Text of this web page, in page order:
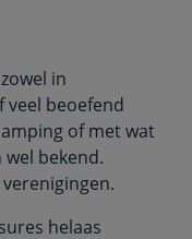
in
beoefend
of met wat
bekend.
helaas